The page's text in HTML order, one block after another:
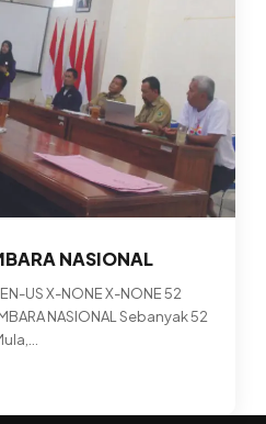
NASIONAL
US X-NONE X-NONE 52
NASIONAL Sebanyak 52